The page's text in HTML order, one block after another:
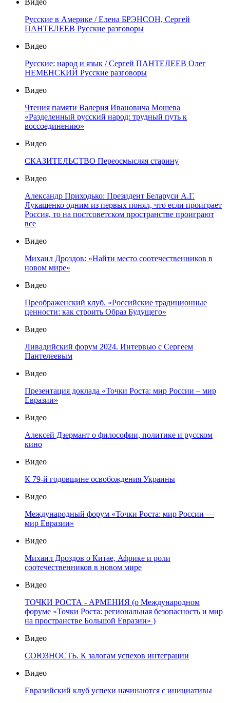
Видео
Русские в Америке / Елена БРЭНСОН, Сергей
ПАНТЕЛЕЕВ Русские разговоры
Видео
Русские: народ и язык / Сергей ПАНТЕЛЕЕВ Олег
НЕМЕНСКИЙ Русские разговоры
Видео
Чтения памяти Валерия Ивановича Мошева
«Разделенный русский народ: трудный путь к
воссоединению»
Видео
СКАЗИТЕЛЬСТВО Переосмысляя старину
Видео
Александр Приходько: Президент Беларуси А.Г.
Лукашенко одним из первых понял, что если проиграет
Россия, то на постсоветском пространстве проиграют
все
Видео
Михаил Дроздов: «Найти место соотечественников в
новом мире»
Видео
Преображенский клуб. «Российские традиционные
ценности: как строить Образ Будущего»
Видео
Ливадийский форум 2024. Интервью с Сергеем
Пантелеевым
Видео
Презентация доклада «Точки Роста: мир России – мир
Евразии»
Видео
Алексей Дзермант о философии, политике и русском
кино
Видео
К 79-й годовщине освобождения Украины
Видео
Международный форум «Точки Роста: мир России —
мир Евразии»
Видео
Михаил Дроздов о Китае, Африке и роли
соотечественников в новом мире
Видео
ТОЧКИ РОСТА - АРМЕНИЯ (о Международном
форуме «Точки Роста: региональная безопасность и мир
на пространстве Большой Евразии» )
Видео
СОЮЗНОСТЬ. К залогам успехов интеграции
Видео
Евразийский клуб успехи начинаются с инициативы